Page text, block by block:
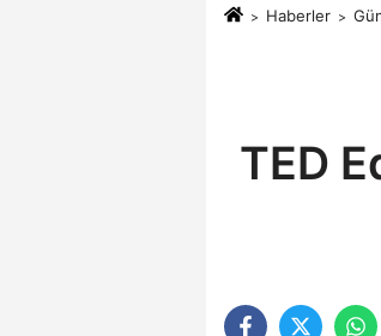
Haberler
TED